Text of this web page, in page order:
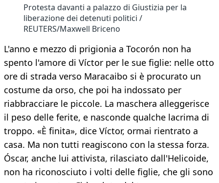
Protesta davanti a palazzo di Giustizia per la
liberazione dei detenuti politici /
REUTERS/Maxwell Briceno
L'anno e mezzo di prigionia a Tocorón non ha
spento l'amore di Víctor per le sue figlie: nelle otto
ore di strada verso Maracaibo si è procurato un
costume da orso, che poi ha indossato per
riabbracciare le piccole. La maschera alleggerisce
il peso delle ferite, e nasconde qualche lacrima di
troppo. «È finita», dice Víctor, ormai rientrato a
casa. Ma non tutti reagiscono con la stessa forza.
Óscar, anche lui attivista, rilasciato dall'Helicoide,
non ha riconosciuto i volti delle figlie, che gli sono